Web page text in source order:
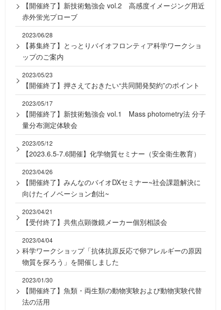
【開催終了】新技術勉強会 vol.2 高感度イメージング用近
赤外蛍光プローブ
2023/06/28
【募集終了】とっとりバイオフロンティア科学ワークショ
ップのご案内
2023/05/23
【開催終了】押さえておきたい“共同開発契約”のポイント
2023/05/17
【開催終了】新技術勉強会 vol.1 Mass photometry法 分子
量分布測定体験会
2023/05/12
【2023.6.5-7.6開催】化学物質セミナー（安全衛生教育）
2023/04/26
【開催終了】みんなのバイオDXセミナー~社会課題解決に
向けたイノベーション創出~
2023/04/21
【受付終了】共焦点顕微鏡メーカー個別相談会
2023/04/04
科学ワークショップ「抗体抗原反応で卵アレルギーの原因
物質を探ろう」を開催しました
2023/01/30
【開催終了】魚類・両生類の動物実験および動物実験代替
法の活用